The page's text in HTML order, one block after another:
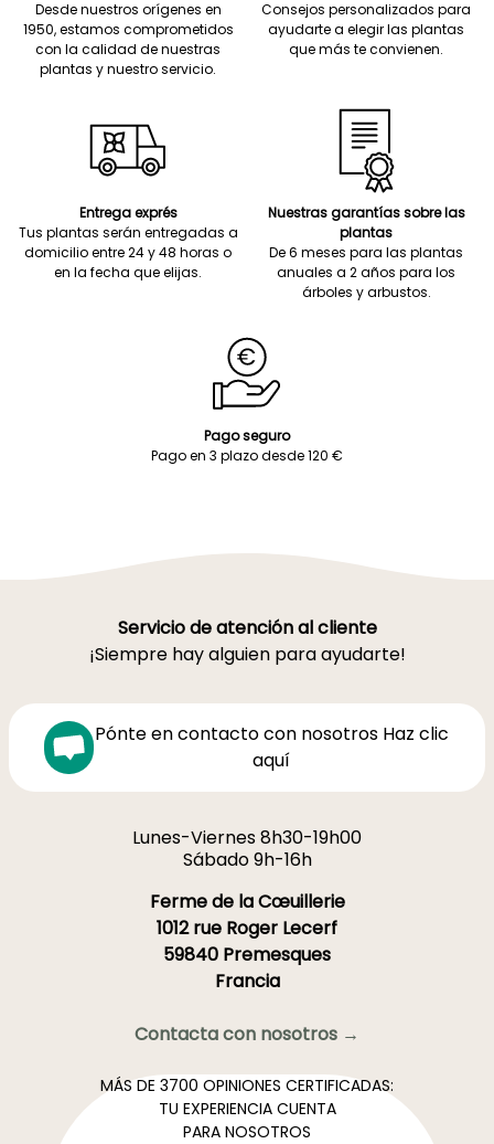
Desde nuestros orígenes en
1950, estamos comprometidos
con la calidad de nuestras
plantas y nuestro servicio.
Consejos personalizados para
ayudarte a elegir las plantas
que más te convienen.
Entrega exprés
Tus plantas serán entregadas a
domicilio entre 24 y 48 horas o
en la fecha que elijas.
Nuestras garantías sobre las
plantas
De 6 meses para las plantas
anuales a 2 años para los
árboles y arbustos.
Pago seguro
Pago en 3 plazo desde 120 €
Servicio de atención al cliente
¡Siempre hay alguien para ayudarte!
Pónte en contacto con nosotros Haz clic
aquí
Lunes-Viernes 8h30-19h00
Sábado 9h-16h
Ferme de la Cœuillerie
1012 rue Roger Lecerf
59840 Premesques
Francia
Contacta con nosotros →
MÁS DE 3700 OPINIONES CERTIFICADAS:
TU EXPERIENCIA CUENTA
PARA NOSOTROS